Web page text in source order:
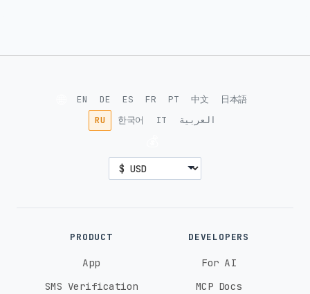
EN DE ES FR PT 中文
日本語
RU
한국어 IT العربية
PRODUCT
App
SMS Verification
DEVELOPERS
For AI
MCP Docs